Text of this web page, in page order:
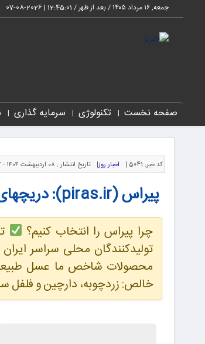
جمعه, ۱۶ مرداد ۱۴۰۵ / بعد از ظهر / 12:45:01
|
2026-08-07
صفحه نخست تکنولوژی سرمایه گذاری
کد خبر: 5041 | اخبار روز| تاریخ انتشار : ۰۸ اردیبهشت ۱۴۰۴ - ۱۴:۴۷ |
پیراس (piras.ir): دریچهای به دنیای غذاهای سالم و طبیعی
چرا پیراس را انتخاب کنیم؟
تولیدکنندگان محلی سراسر ایران
محصولات شاخص ما عسل طبیعی:
خالص: زردچوبه، دارچین و فلفل